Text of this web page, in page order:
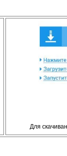
Для